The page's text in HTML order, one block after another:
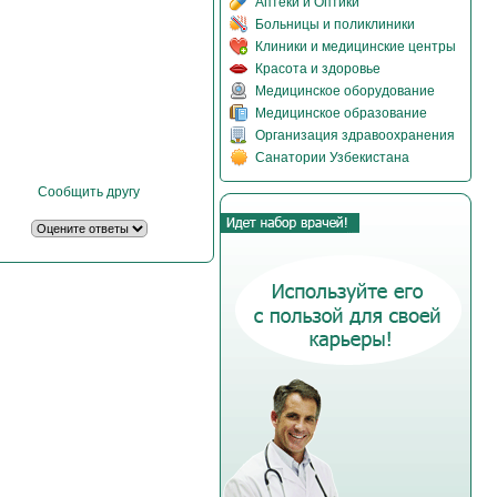
Сообщить другу
Больницы и поликлиники
Клиники и медицинские центры
Красота и здоровье
Медицинское оборудование
Медицинское образование
Организация здравоохранения
Санатории Узбекистана